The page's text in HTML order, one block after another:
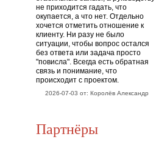
не приходится гадать, что
окупается, а что нет. Отдельно
хочется отметить отношение к
клиенту. Ни разу не было
ситуации, чтобы вопрос остался
без ответа или задача просто
"повисла". Всегда есть обратная
связь и понимание, что
происходит с проектом.
2026-07-03 от: Королёв Александр
Партнёры